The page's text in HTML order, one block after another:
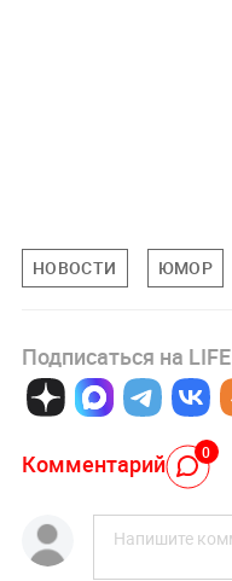
НОВОСТИ ЮМОР
Подписаться на LIFE
Комментарий 0